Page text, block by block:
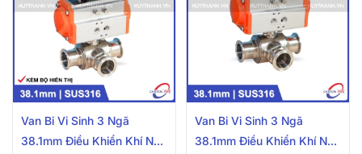
Van Bi Vi Sinh 3 Ngã
38.1mm Điều Khiển Khí Nén
Van Bi Vi Sinh 3 Ngã
38.1mm Điều Khiển Khí Nén